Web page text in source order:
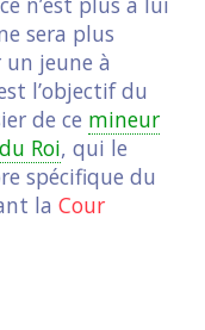
sera plus
jeune à
l’objectif du
de ce mineur
Roi, qui le
spécifique du
la Cour